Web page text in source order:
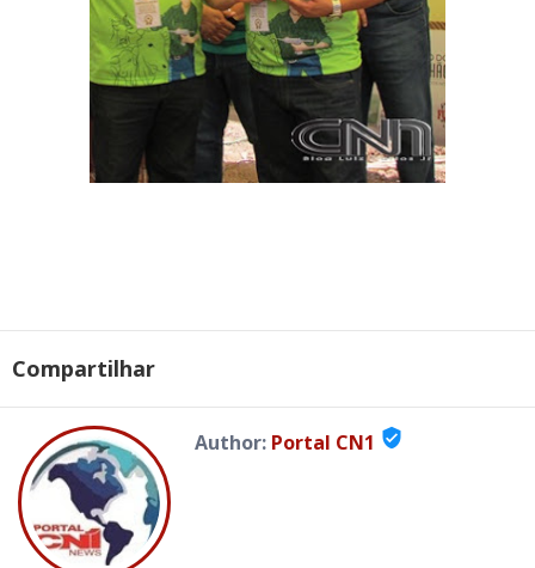
Compartilhar
Author: Portal CN1 verified_user